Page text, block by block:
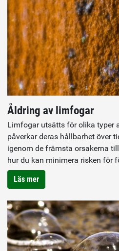
Åldring av limfogar
Limfogar utsätts för olika typer
påverkar deras hållbarhet över
igenom de främsta orsakerna
hur du kan minimera risken för
Läs mer